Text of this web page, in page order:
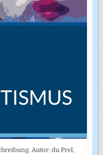
Autor: du Prel,